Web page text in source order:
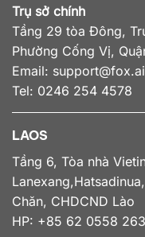
Trụ sở chính
Tầng 29 tòa Đông,
Phường Cống Vị,
Email:
Tel: 0246 254 4578
LAOS
Tầng 6, Tòa nhà
Chăn, CHDCND Lào
HP: +85 62 0558